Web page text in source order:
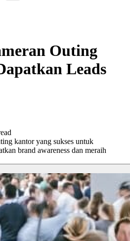
Outing
Leads
kantor yang sukses untuk
brand awareness dan meraih